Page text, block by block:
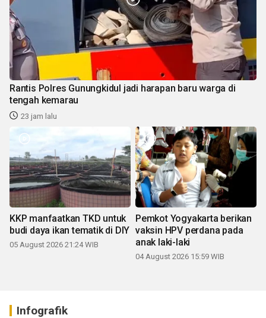
Rantis Polres Gunungkidul jadi harapan baru warga di
tengah kemarau
23 jam lalu
KKP manfaatkan TKD untuk
budi daya ikan tematik di DIY
05 August 2026 21:24 WIB
Pemkot Yogyakarta berikan
vaksin HPV perdana pada
anak laki-laki
04 August 2026 15:59 WIB
Infografik